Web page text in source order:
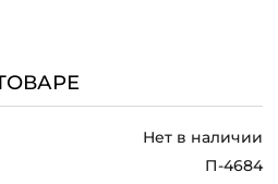
Нет в наличии
П-4684